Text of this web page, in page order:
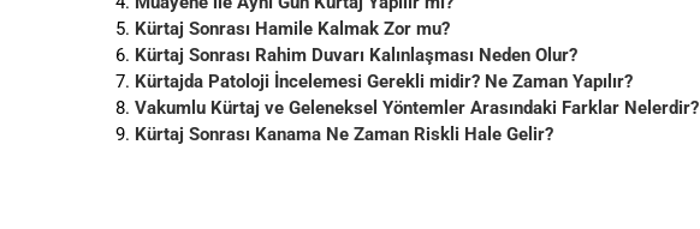
Kürtaj Sonrası Hamile Kalmak Zor mu?
Kürtaj Sonrası Rahim Duvarı Kalınlaşması Neden Olur?
Kürtajda Patoloji İncelemesi Gerekli midir? Ne Zaman Yapılır?
Vakumlu Kürtaj ve Geleneksel Yöntemler Arasındaki Farklar Nelerdir?
Kürtaj Sonrası Kanama Ne Zaman Riskli Hale Gelir?